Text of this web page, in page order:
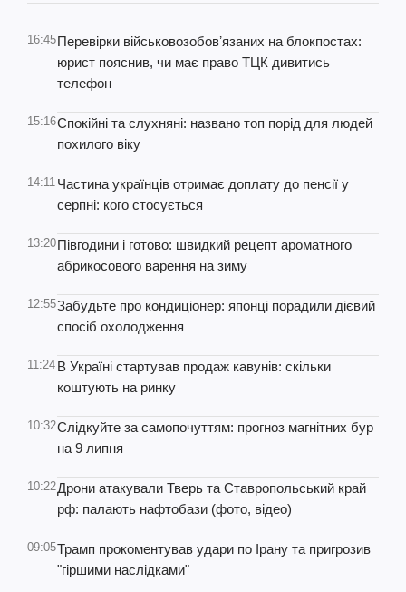
16:45Перевірки військовозобовʼязаних на блокпостах:
юрист пояснив, чи має право ТЦК дивитись
телефон
15:16Спокійні та слухняні: названо топ порід для людей
похилого віку
14:11 Частина українців отримає доплату до пенсії у
серпні: кого стосується
13:20Півгодини і готово: швидкий рецепт ароматного
абрикосового варення на зиму
12:55Забудьте про кондиціонер: японці порадили дієвий
спосіб охолодження
11:24 В Україні стартував продаж кавунів: скільки
коштують на ринку
10:32Слідкуйте за самопочуттям: прогноз магнітних бур
на 9 липня
10:22Дрони атакували Тверь та Ставропольський край
рф: палають нафтобази (фото, відео)
09:05Трамп прокоментував удари по Ірану та пригрозив
"гіршими наслідками"